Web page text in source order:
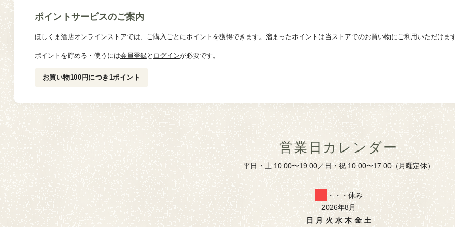
ポイントサービスのご案内
ほしくま酒店オンラインストアでは、ご購入ごとにポイントを獲得できます。溜まったポイントは当ストアでのお買い物にご利用いただけま
ポイントを貯める・使うには会員登録と ログインが必要です。
お買い物100円につき1ポイント
営業日カレンダー
平日・土 10:00〜19:00／日・祝 10:00〜17:00（月曜定休）
・・・休み
2026年8月
日
月 火 水 木 金 土